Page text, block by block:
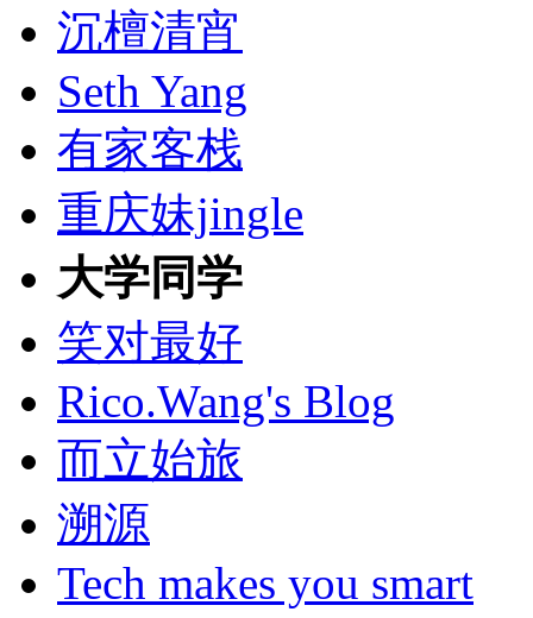
沉檀清宵
Seth Yang
有家客栈
重庆妹jingle
大学同学
笑对最好
Rico.Wang's Blog
而立始旅
溯源
Tech makes you smart